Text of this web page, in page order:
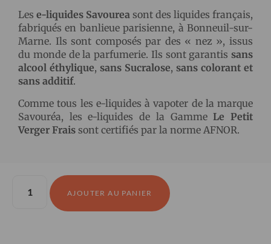
Les e-liquides Savourea sont des liquides français,
fabriqués en banlieue parisienne, à Bonneuil-sur-
Marne. Ils sont composés par des « nez », issus
du monde de la parfumerie. Ils sont garantis sans
alcool éthylique, sans Sucralose, sans colorant et
sans additif.
Comme tous les e-liquides à vapoter de la marque
Savouréa, les e-liquides de la GammeLe Petit
Verger Frais sont certifiés par la norme AFNOR.
AJOUTER AU PANIER